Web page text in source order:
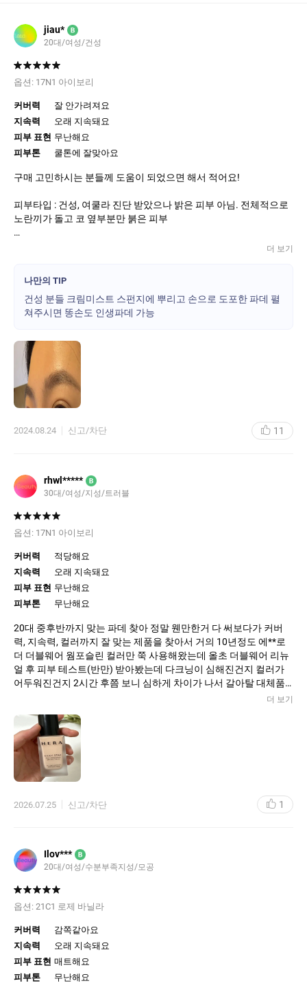
jiau* B
20대/여성/건성
옵션: 17N1 아이보리
커버력
잘 안가려져요
지속력
오래 지속돼요
피부 표현 무난해요
피부톤
쿨톤에 잘맞아요
구매 고민하시는 분들께 도움이 되었으면 해서 적어요!
피부타입 : 건성, 여쿨라 진단 받았으나 밝은 피부 아님. 전체적으로
노란끼가 돌고 코 옆부분만 붉은 피부
건성이고 곧 겨울이지만 매트한 걸 좋아해서 알아보던 중에 유명하
이 파운데이션 가져가자고 생각했고, 호수가 가장 고민 됐습니다
결과)
색상 : 받고 손등테스트상 노란끼가 많이 돌고 그닥 밝지 않아 실망
했음.
얼굴에 발라보니 반톤 정도 화사하게 밝아지는 적당한 컬러였음. 목
에 안 발라도 큰 차이 없어서 좋았음. 노란끼가 잘 안 느껴짐. 근데 진
짜 차분해서 1-2톤 업 추천(기존에 핑베 19.7호정도 쓰는데, 실키쿨
호수는 채도가 높아서 뉴트럴로 선택)
매트함 : 이것저것 찾아보고 [손으로 찍어바른 후 스펀지에 크림미
(스킨케어 : 유세린 토너1+바이오더마 토너3+수분세럼1+유분기있
는 유기자차 선크림)
요... 대박
선크림만 바른마냥 가벼워요 굿
커버력 : 트러블은 없지만 볼에 잔흔이 좀 있는데 안 가려져요. 얇고
자연스러운 느낌? 원했던 느낌이라 대만족. 요쳘이 드라마틱하게
커버되진 않으나 2시간 후부터 피부 더 예뻐짐
잘 안 하는 똥손입니다. 강추.
사진은 화장 4시간 후 입니다(중간에 땀 흘림)
더 보기
나만의 TIP
건성 분들 크림미스트 스펀지에 뿌리고 손으로 도포한 파데 펼
쳐주시면 똥손도 인생파데 가능
2024.08.24 신고/차단 11
rhwl***** B
30대/여성/지성/트러블
옵션: 17N1 아이보리
커버력
적당해요
지속력
오래 지속돼요
피부 표현 무난해요
피부톤
무난해요
20대 중후반까지 맞는 파데 찾아 정말 웬만한거 다 써보다가 커버
력, 지속력, 컬러까지 잘 맞는 제품을 찾아서 거의 10년정도 에**로
더 더블웨어 웜포슬린 컬러만 쭉 사용해왔는데 올초 더블웨어 리뉴
얼 후 피부 테스트(반만) 받아봤는데 다크닝이 심해진건지 컬러가
어두워진건지 2시간 후쯤 보니 심하게 차이가 나서 갈아탈 대체품
열심히 서칭 후 헤라 실키스테이 테스트 받아보고 마음에 들어서 구
지만 가격이 더블웨어보가 저렴하니 용서됩니다 ㅎㅎ 꽤나 비슷하
고 일단 컬러가 너무 잘 맞네요. 이제 헤라로 정착하려구요! 이참에
국산 애용하고 좋네요 ㅎㅎ
픽싱이 빠르고 매트하게 마무리 되는 제형이므로 전체 도포후 절대
펴바르고 물티슈로 살짝 수분먹인 쿠션퍼프로 두드려주는데 코를
를 수 있어요! 바로 안펴바르면 바로 굳어 자국남아요. 그리고 웬만
하면 여러면 레이어링 하지마세요. 픽싱된거 다시 위에 (특히 수분
먹인 퍼프로) 두드리면 고대로 뜯겨나가고 지저분해져서 다 지우고
새로 시작해야합니다^^ 저는 이미 다년간 더블웨어로 숙련이 되어
있어서 인지 크게 바르기 어렵진 않았어요! 처음엔 테스트 해보시길
더 보기
2026.07.25 신고/차단 1
Ilov*** B
20대/여성/수분부족지성/모공
옵션: 21C1 로제 바닐라
커버력
감쪽같아요
지속력
오래 지속돼요
피부 표현 매트해요
피부톤
무난해요